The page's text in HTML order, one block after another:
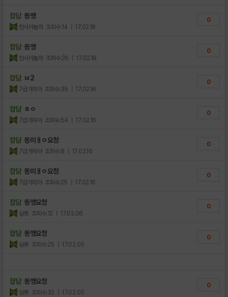
잡담 동맹
천사야놀자 조회수:14 | 17.02.18
0
잡담 동맹
천사야놀자 조회수:26 | 17.02.18
0
잡담 ㅂ2
7급가자아 조회수:35 | 17.02.16
0
잡담 ㅎㅇ
7급가자아 조회수:54 | 17.02.16
0
잡담 동미ㅐㅇ요청
7급가자아 조회수:8 | 17.02.16
0
잡담 동미ㅐㅇ요청
7급가자아 조회수:25 | 17.02.16
0
잡담 동맹요청
살롯 조회수:12 | 17.02.06
0
잡담 동맹요청
살롯 조회수:25 | 17.02.05
0
잡담 동맹요청
살롯 조회수:32 | 17.02.05
0